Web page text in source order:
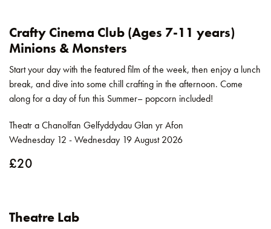
Crafty Cinema Club (Ages 7-11 years)
Minions & Monsters
Start your day with the featured film of the week, then enjoy a lunch
break, and dive into some chill crafting in the afternoon. Come
along for a day of fun this Summer– popcorn included!
Theatr a Chanolfan Gelfyddydau Glan yr Afon
Wednesday 12 - Wednesday 19 August 2026
£20
Theatre Lab